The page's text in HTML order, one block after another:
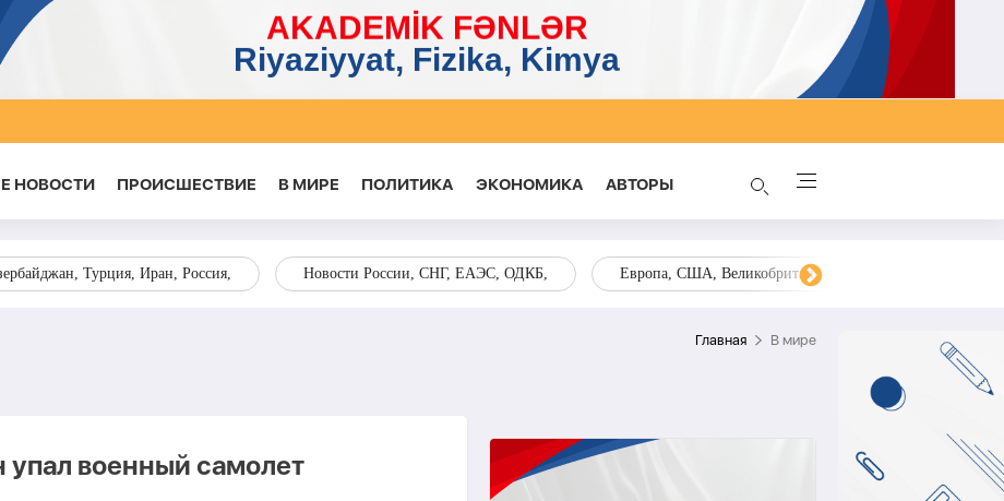
НОВОСТИ ПРОИСШЕСТВИЕ В МИРЕ ПОЛИТИКА ЭКОНОМИКА AВТОРЫ
Турция, Иран, Россия, Новости России, СНГ, ЕАЭС, ОДКБ, Европа, США, Великобритания, Украина, Запад,
Главная В мире
упал военный самолет